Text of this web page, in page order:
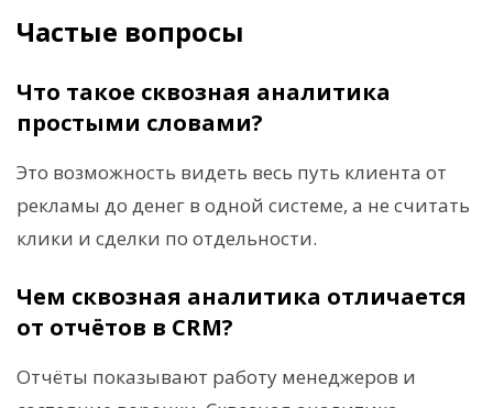
Частые вопросы
Что такое сквозная аналитика
простыми словами?
Это возможность видеть весь путь клиента от
рекламы до денег в одной системе, а не считать
клики и сделки по отдельности.
Чем сквозная аналитика отличается
от отчётов в CRM?
Отчёты показывают работу менеджеров и